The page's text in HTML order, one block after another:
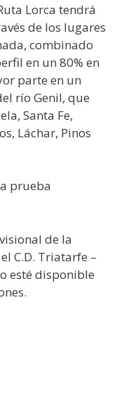
Lorca tendrá
de los lugares
combinado
en un 80% en
parte en un
río Genil, que
Santa Fe,
Láchar, Pinos
prueba
de la
C.D. Triatarfe –
esté disponible